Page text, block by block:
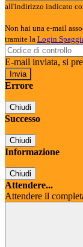
all'indirizzo indicato
Non hai una e-mail
tramite la Login
E-mail inviata, si
Errore
Chiudi
Successo
Chiudi
Informazione
Chiudi
Attendere...
Attendere il